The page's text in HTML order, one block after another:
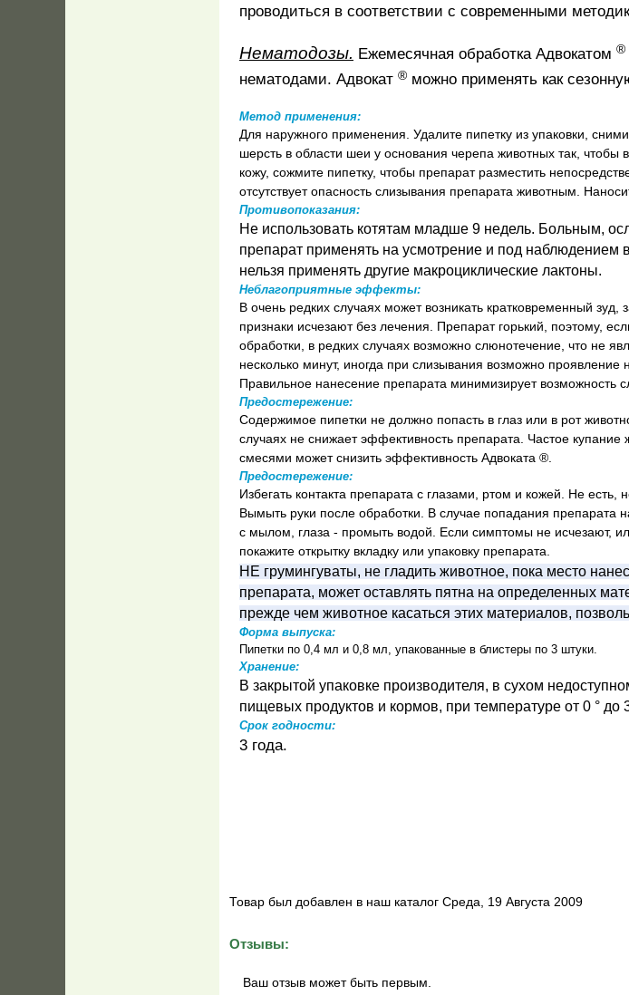
проводиться в соответствии с современными
Нематодозы. Ежемесячная обработка Адвокатом ®
нематодами. Адвокат ® можно применять как
Метод применения:
Для наружного применения. Удалите пипетку из упаковки,
шерсть в области шеи у основания черепа животных так, чтобы
кожу, сожмите пипетку, чтобы препарат разместить
отсутствует опасность слизывания препарата животным.
Противопоказания:
Не использовать котятам младше 9 недель. Больным,
препарат применять на усмотрение и под наблюдением
нельзя применять другие макроциклические лактоны.
Неблагоприятные эффекты:
В очень редких случаях может возникать кратковременный
признаки исчезают без лечения. Препарат горький, поэтому,
обработки, в редких случаях возможно слюнотечение, что не
несколько минут, иногда при слизывания возможно
Правильное нанесение препарата минимизирует возможность
Предостережение:
Содержимое пипетки не должно попасть в глаз или в рот
случаях не снижает эффективность препарата. Частое
смесями может снизить эффективность Адвоката ®.
Предостережение:
Избегать контакта препарата с глазами, ртом и кожей. Не есть,
Вымыть руки после обработки. В случае попадания препарата
с мылом, глаза - промыть водой. Если симптомы не исчезают,
покажите открытку вкладку или упаковку препарата.
НЕ грумингуваты, не гладить животное, пока место
препарата, может оставлять пятна на определенных
прежде чем животное касаться этих материалов,
Форма выпуска:
Пипетки по 0,4 мл и 0,8 мл, упакованные в блистеры по 3 штуки.
Хранение:
В закрытой упаковке производителя, в сухом
пищевых продуктов и кормов, при температуре от 0 ° до
Срок годности:
3 года.
Товар был добавлен в наш каталог Среда, 19 Августа 2009
Отзывы:
Ваш отзыв может быть первым.